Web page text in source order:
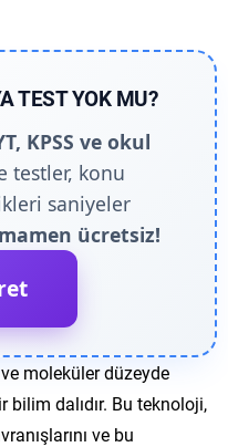
TEST YOK MU?
KPSS ve okul
testler, konu
saniyeler
ücretsiz!
moleküler düzeyde
bilim dalıdır. Bu teknoloji,
ve bu